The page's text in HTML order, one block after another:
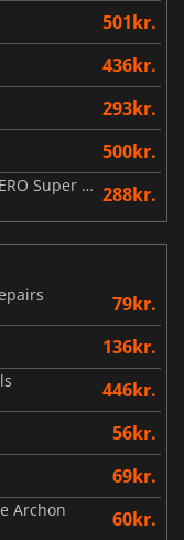
501kr.
436kr.
293kr.
500kr.
DRAGON BALL Sparking! ZERO Super Limit Breaking NEO 288kr.
79kr.
136kr.
446kr.
56kr.
69kr.
Archon 60kr.